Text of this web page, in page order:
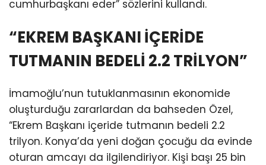
cumhurbaşkanı eder” sözlerini kullandı.
“EKREM BAŞKANI İÇERİDE
TUTMANIN BEDELİ 2.2 TRİLYON”
İmamoğlu’nun tutuklanmasının ekonomide
oluşturduğu zararlardan da bahseden Özel,
“Ekrem Başkanı içeride tutmanın bedeli 2.2
trilyon. Konya’da yeni doğan çocuğu da evinde
oturan amcayı da ilgilendiriyor. Kişi başı 25 bin